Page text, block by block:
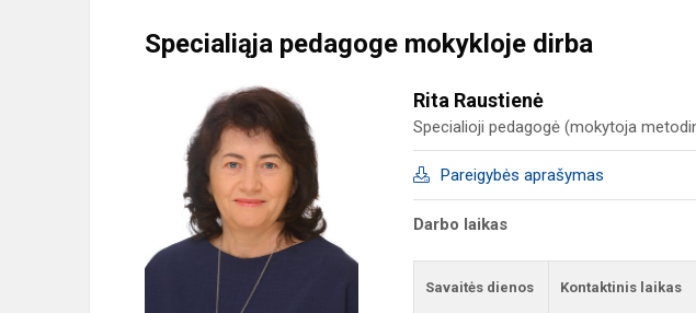
Specialiąja pedagoge mokykloje dirba
Rita Raustienė
Specialioji pedagogė (mokytoja
Pareigybės aprašymas
Darbo laikas
Savaitės dienos Kontaktinis laikas